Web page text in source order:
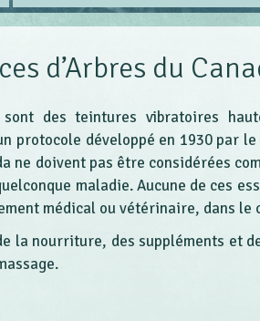
d’Arbres du
sont des teintures vibratoires
protocole développé en 1930 par
ne doivent pas être considérées
maladie. Aucune de ces
médical ou vétérinaire, dans le
la nourriture, des suppléments et